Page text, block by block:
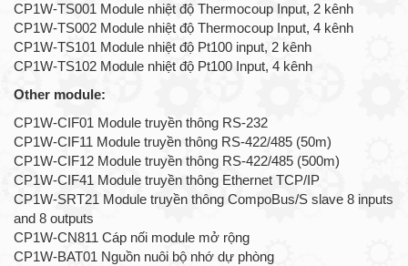
CP1W-TS001 Module nhiệt độ Thermocoup Input, 2 kênh
CP1W-TS002 Module nhiệt độ Thermocoup Input, 4 kênh
CP1W-TS101 Module nhiệt độ Pt100 input, 2 kênh
CP1W-TS102 Module nhiệt độ Pt100 Input, 4 kênh
Other module:
CP1W-CIF01 Module truyền thông RS-232
CP1W-CIF11 Module truyền thông RS-422/485 (50m)
CP1W-CIF12 Module truyền thông RS-422/485 (500m)
CP1W-CIF41 Module truyền thông Ethernet TCP/IP
CP1W-SRT21 Module truyền thông CompoBus/S slave 8 inputs
and 8 outputs
CP1W-CN811 Cáp nối module mở rộng
CP1W-BAT01 Nguồn nuôi bộ nhớ dự phòng